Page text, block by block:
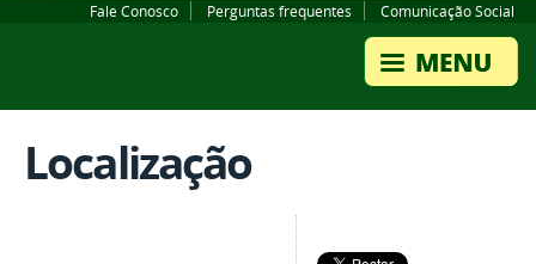
Fale Conosco Perguntas frequentes Comunicação Social
Localização